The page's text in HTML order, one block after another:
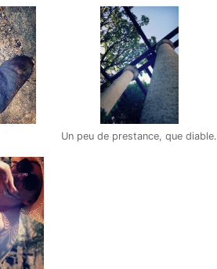
Un peu de prestance, que diable.